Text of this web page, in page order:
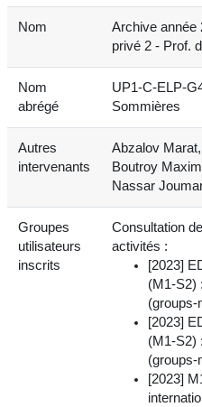
Nom
Archive année
privé 2 - Prof.
Nom
abrégé
UP1-C-ELP-
Sommières
Autres
intervenants
Abzalov
Boutroy
Nassar
Groupes
utilisateurs
inscrits
Consultation
activités :
[2023]
(M1-S2)
(groups-
[2023]
(M1-S2)
(groups-
[2023]